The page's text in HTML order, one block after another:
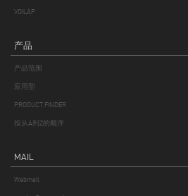
VOILÀP
产品
产品范围
应用型
PRODUCT FINDER
按从A到Z的顺序
MAIL
Webmail